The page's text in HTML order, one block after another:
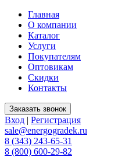
Главная
О компании
Каталог
Услуги
Покупателям
Оптовикам
Скидки
Контакты
Вход | Регистрация
sale@energogradek.ru
8 (343) 243-65-31
8 (800) 600-29-82